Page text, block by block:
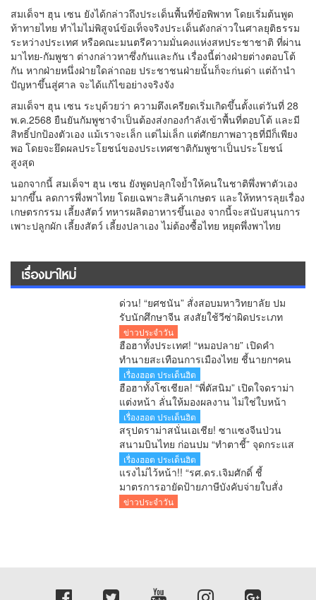
สมเด็จฯ ฮุน เซน ยังได้กล่าวถึงประเด็นพื้นที่ข้อพิพาท โดยเริ่มต้นพูด
ท้าทายไทย ทำไมไม่พิสูจน์ข้อเท็จจริงประเด็นดังกล่าวในศาลยุติธรรม
ระหว่างประเทศ หรือคณะมนตรีความมั่นคงแห่งสหประชาชาติ ที่ผ่าน
มาไทย-กัมพูชา ต่างกล่าวหาซึ่งกันและกัน เรื่องนี้ต่างฝ่ายต่างตอบโต้
กัน หากฝ่ายหนึ่งฝ่ายใดล่าถอย ประชาชนฝ่ายนั้นก็จะก่นด่า แต่ถ้านำ
ปัญหาขึ้นสู่ศาล จะได้แก้ไขอย่างจริงจัง
สมเด็จฯ ฮุน เซน ระบุด้วยว่า ความตึงเครียดเริ่มเกิดขึ้นตั้งแต่วันที่ 28
พ.ค.2568 ยืนยันกัมพูชาจำเป็นต้องส่งกองกำลังเข้าพื้นที่ตอบโต้ และมี
สิทธิ์ปกป้องตัวเอง แม้เราจะเล็ก แต่ไม่เล็ก แต่ศักยภาพอาวุธที่มีก็เพียง
พอ โดยจะยึดผลประโยชน์ของประเทศชาติกัมพูชาเป็นประโยชน์
สูงสุด
นอกจากนี้ สมเด็จฯ ฮุน เซน ยังพูดปลุกใจย้ำให้คนในชาติพึ่งพาตัวเอง
มากขึ้น ลดการพึ่งพาไทย โดยเฉพาะสินค้าเกษตร และให้ทหารลุยเรื่อง
เกษตรกรรม เลี้ยงสัตว์ ทหารผลิตอาหารขึ้นเอง จากนี้จะสนับสนุนการ
เพาะปลูกผัก เลี้ยงสัตว์ เลี้ยงปลาเอง ไม่ต้องซื้อไทย หยุดพึ่งพาไทย
เรื่องมาใหม่
ด่วน! “ยศชนัน” สั่งสอบมหาวิทยาลัย ปม
รับนักศึกษาจีน สงสัยใช้วีซ่าผิดประเภท
ลั่นพบจะเอาผิด
ข่าวประจำวัน
ฮือฮาทั้งประเทศ! “หมอปลาย” เปิดคำ
ทำนายสะเทือนการเมืองไทย ชี้นายกฯคน
ใหม่ หนุ่มหน้าใหม่ พรรคใหม่ โปรไฟล์
แกร่ง แบ็กแน่น ท่านยมบอก
เรื่องฮอต ประเด็นฮิต
ฮือฮาทั้งโซเชียล! “พี่ตัสนิม” เปิดใจดราม่า
แต่งหน้า ลั่นให้มองผลงาน ไม่ใช่ใบหน้า
เตือนคอมเมนต์เกินเลยระวังผิดกฎหมาย
เรื่องฮอต ประเด็นฮิต
สรุปดราม่าสนั่นเอเชีย! ซาแซงจีนป่วน
สนามบินไทย ก่อนปม “ทำตาชี้” จุดกระแส
เดือดข้ามประเทศ
เรื่องฮอต ประเด็นฮิต
แรงไม่ไว้หน้า!! “รศ.ดร.เจิมศักดิ์ ชี้
มาตรการอายัดป้ายภาษีบังคับจ่ายใบสั่ง
รัฐกำลังลงโทษประชาชนก่อนศาลตัดสิน
ข่าวประจำวัน